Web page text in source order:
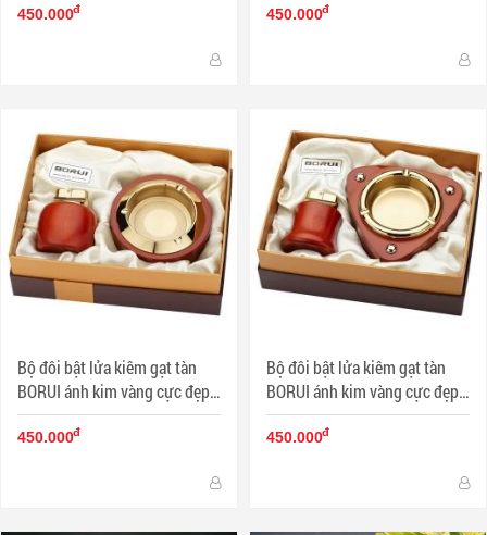
450.000đ 450.000đ
Bộ đôi bật lửa kiêm gạt tàn
BORUI ánh kim vàng cực đẹp
BR-06T MS77 010
450.000đ
Bộ đôi bật lửa kiêm gạt tàn
BORUI ánh kim vàng cực đẹp
BR-02T MS77 011
450.000đ